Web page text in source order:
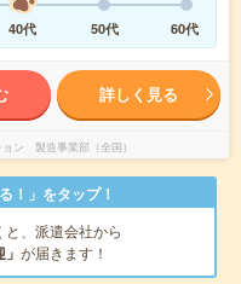
40代 50代 60代
詳しく見る
ン 製造事業部（全国）
！」をタップ！
と、派遣会社から
が届きます！